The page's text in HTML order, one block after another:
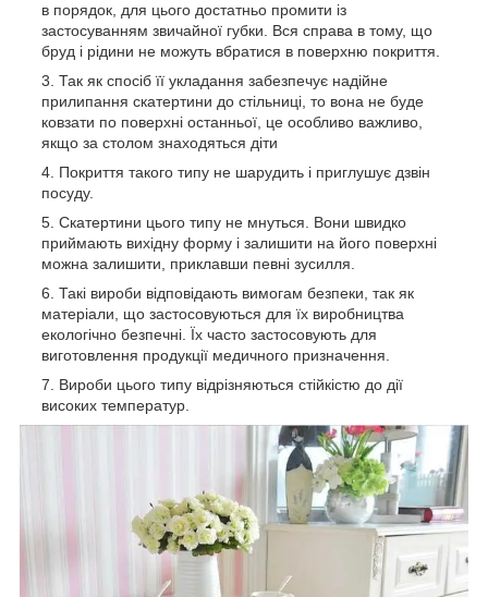
в порядок, для цього достатньо промити із
застосуванням звичайної губки. Вся справа в тому, що
бруд і рідини не можуть вбратися в поверхню покриття.
Так як спосіб її укладання забезпечує надійне
прилипання скатертини до стільниці, то вона не буде
ковзати по поверхні останньої, це особливо важливо,
якщо за столом знаходяться діти
Покриття такого типу не шарудить і приглушує дзвін
посуду.
Скатертини цього типу не мнуться. Вони швидко
приймають вихідну форму і залишити на його поверхні
можна залишити, приклавши певні зусилля.
Такі вироби відповідають вимогам безпеки, так як
матеріали, що застосовуються для їх виробництва
екологічно безпечні. Їх часто застосовують для
виготовлення продукції медичного призначення.
Вироби цього типу відрізняються стійкістю до дії
високих температур.